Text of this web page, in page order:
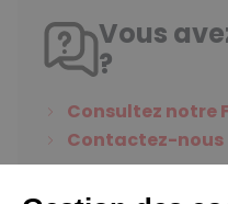
Vous
?
Consultez notre
Contactez-nous